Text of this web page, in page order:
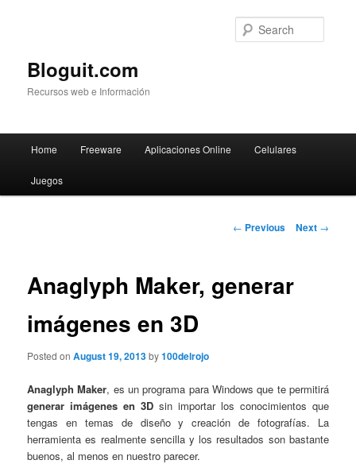
Bloguit.com
Recursos web e Información
Skip
to
Home Freeware Aplicaciones Online Celulares
Juegos
Post
← Previous Next →
Anaglyph Maker, generar
imágenes en 3D
Posted onAugust 19, 2013by100delrojo
Anaglyph Maker, es un programa para Windows que te permitirá
generar imágenes en 3D sin importar los conocimientos que
tengas en temas de diseño y creación de fotografías. La
herramienta es realmente sencilla y los resultados son bastante
buenos, al menos en nuestro parecer.